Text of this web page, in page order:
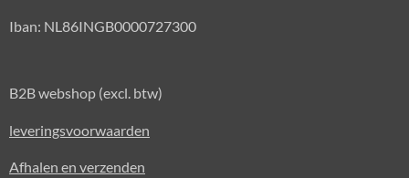
Iban: NL86INGB0000727300
B2B webshop (excl. btw)
leveringsvoorwaarden
Afhalen en verzenden